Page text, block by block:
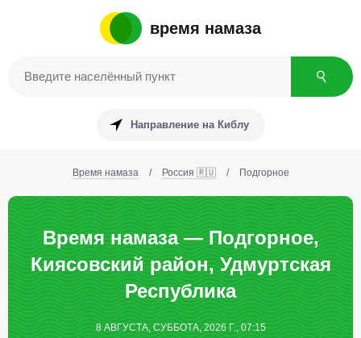
время намаза
Направление на Киблу
Время намаза / Россия 🇷🇺 / Подгорное
Время намаза — Подгорное,
Киясовский район, Удмуртская
Республика
8 АВГУСТА, СУББОТА, 2026 Г., 07:15